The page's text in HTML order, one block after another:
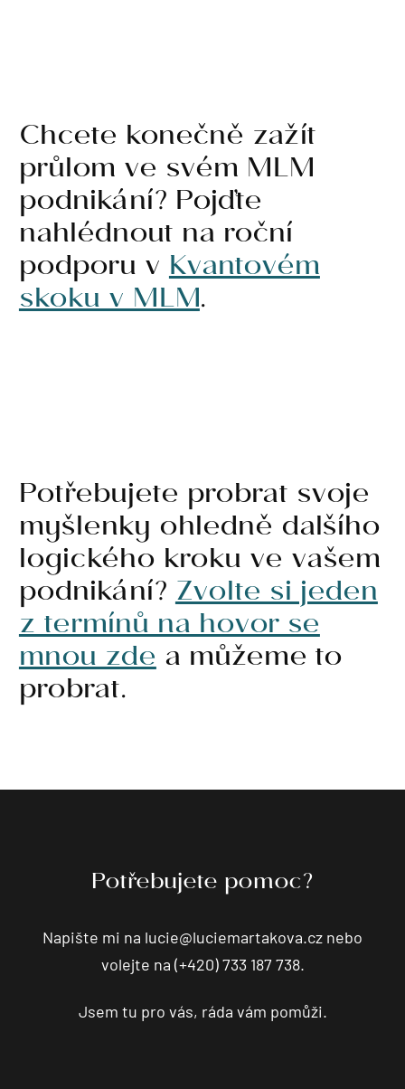
Chcete konečně zažít
průlom ve svém MLM
podnikání? Pojďte
nahlédnout na roční
podporu vKvantovém
skoku v MLM.
Potřebujete probrat svoje
myšlenky ohledně dalšího
logického kroku ve vašem
podnikání?Zvolte si jeden
z termínů na hovor se
mnou zdea můžeme to
probrat.
Potřebujete pomoc?
Napište mi na lucie@luciemartakova.cz nebo
volejte na (+420) 733 187 738.
Jsem tu pro vás, ráda vám pomůži.